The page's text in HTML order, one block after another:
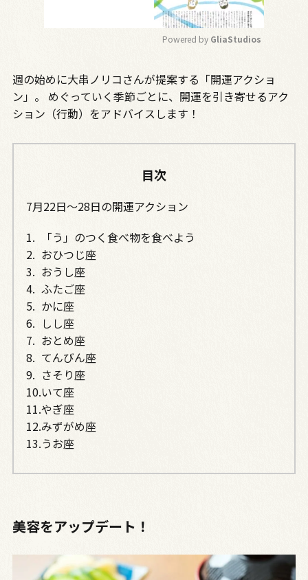
u
t
Powered by GliaStudios
週の始めに大串ノリコさんが提案する「開運アクショ
ン」。 めぐっていく季節ごとに、開運を引き寄せるアク
ション（行動）をアドバイスします！
目次
7月22日～28日の開運アクション
「う」のつく食べ物を食べよう
おひつじ座
おうし座
ふたご座
かに座
しし座
おとめ座
てんびん座
さそり座
いて座
やぎ座
みずがめ座
うお座
美容をアップデート！